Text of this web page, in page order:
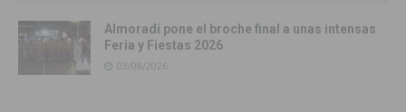
Almoradí pone el broche final a unas intensas
Feria y Fiestas 2026
03/08/2026